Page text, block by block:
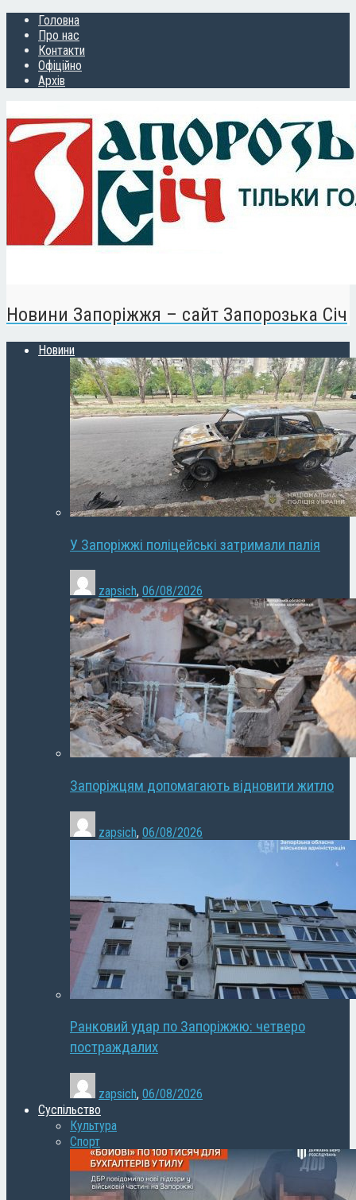
Головна
Про нас
Контакти
Офіційно
Архів
Новини Запоріжжя – сайт Запорозька Січ
Новини
У Запоріжжі поліцейські затримали палія
zapsich, 06/08/2026
Запоріжцям допомагають відновити житло
zapsich, 06/08/2026
Ранковий удар по Запоріжжю: четверо
постраждалих
zapsich, 06/08/2026
Суспільство
Культура
Спорт